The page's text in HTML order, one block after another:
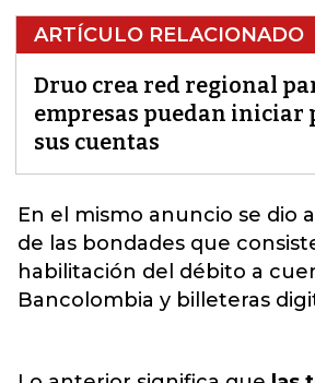
ARTÍCULO RELACIONADO
Druo crea red regional
empresas puedan iniciar
sus cuentas
En el mismo anuncio se dio
de las bondades que
habilitación del débito a
Bancolombia y billeteras